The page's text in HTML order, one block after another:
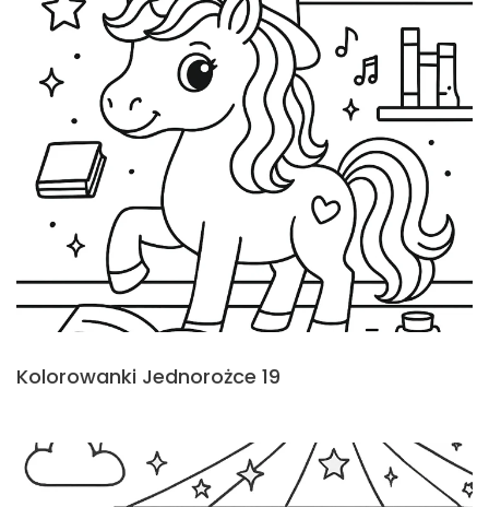
Kolorowanki Jednorożce 19